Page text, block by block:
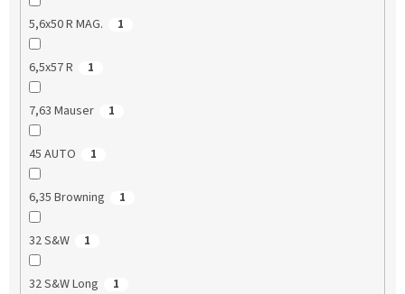
5,6x50 R MAG. 1
6,5x57 R 1
7,63 Mauser 1
45 AUTO 1
6,35 Browning 1
32 S&W 1
32 S&W Long 1